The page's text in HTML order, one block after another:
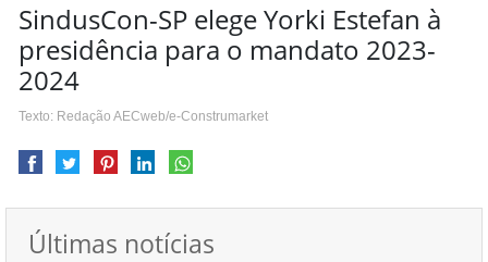
SindusCon-SP elege Yorki Estefan à
presidência para o mandato 2023-
2024
Texto: Redação AECweb/e-Construmarket
Últimas notícias